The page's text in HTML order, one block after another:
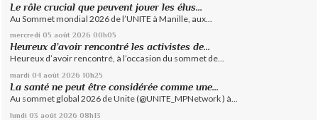
Le rôle crucial que peuvent jouer les élus...
Au Sommet mondial 2026 de l’UNITE à Manille, aux...
mercredi 05 août 2026 00h05
Heureux d’avoir rencontré les activistes de...
Heureux d’avoir rencontré, à l’occasion du sommet de...
mardi 04 août 2026 10h25
La santé ne peut être considérée comme une...
Au sommet global 2026 de Unite (@UNITE_MPNetwork ) à...
lundi 03 août 2026 08h13